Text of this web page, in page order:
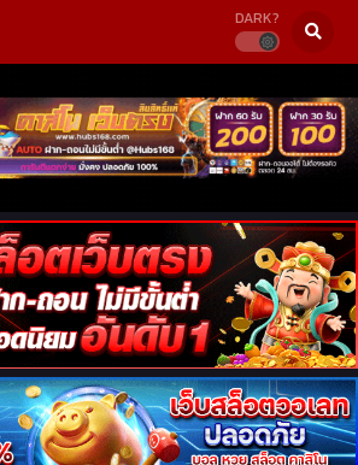
DARK?